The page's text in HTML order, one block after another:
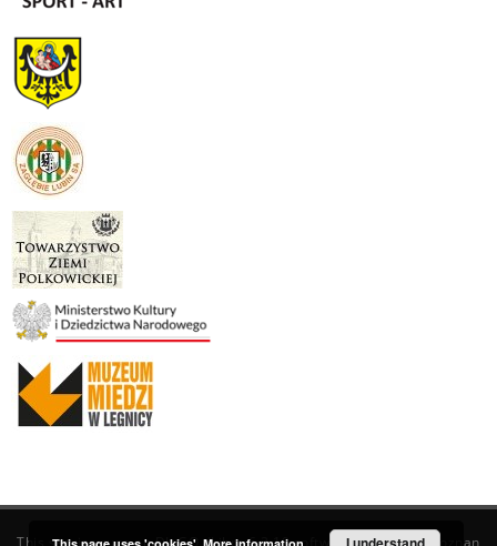
This service runs onDInGO dLibra 6.3.19software created by Poznan